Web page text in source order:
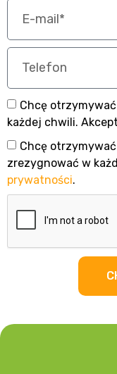
Chcę
każdej chwili.
Chcę otrzymywać
zrezygnować w
prywatności.